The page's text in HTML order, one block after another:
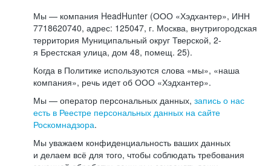
Мы — компания HeadHunter (ООО «Хэдхантер», ИНН
7718620740, адрес: 125047, г. Москва, внутригородская
территория Муниципальный округ Тверской, 2-
я Брестская улица, дом 48, помещ. 25).
Когда в Политике используются слова «мы», «наша
компания», речь идет об ООО «Хэдхантер».
Мы — оператор персональных данных, запись о нас
есть в Реестре персональных данных на сайте
Роскомнадзора.
Мы уважаем конфиденциальность ваших данных
и делаем всё для того, чтобы соблюдать требования